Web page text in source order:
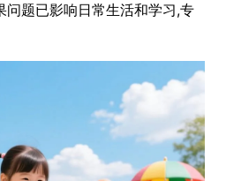
问题已影响日常生活和学习,专